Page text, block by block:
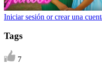
Iniciar sesión or crear una
Tags
7